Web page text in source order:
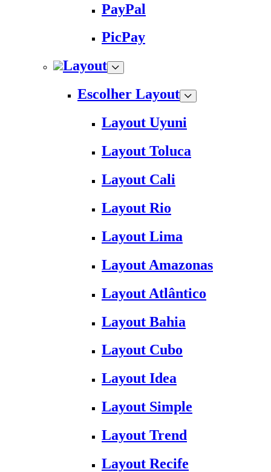
PayPal
PicPay
Layout
Escolher Layout
Layout Uyuni
Layout Toluca
Layout Cali
Layout Rio
Layout Lima
Layout Amazonas
Layout Atlântico
Layout Bahia
Layout Cubo
Layout Idea
Layout Simple
Layout Trend
Layout Recife